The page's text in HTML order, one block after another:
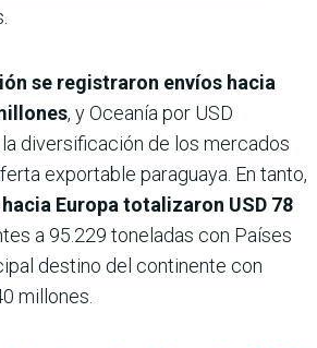
se registraron envíos hacia
, y Oceanía por USD
diversificación de los mercados
exportable paraguaya. En tanto,
Europa totalizaron USD 78
a 95.229 toneladas con Países
destino del continente con
millones.